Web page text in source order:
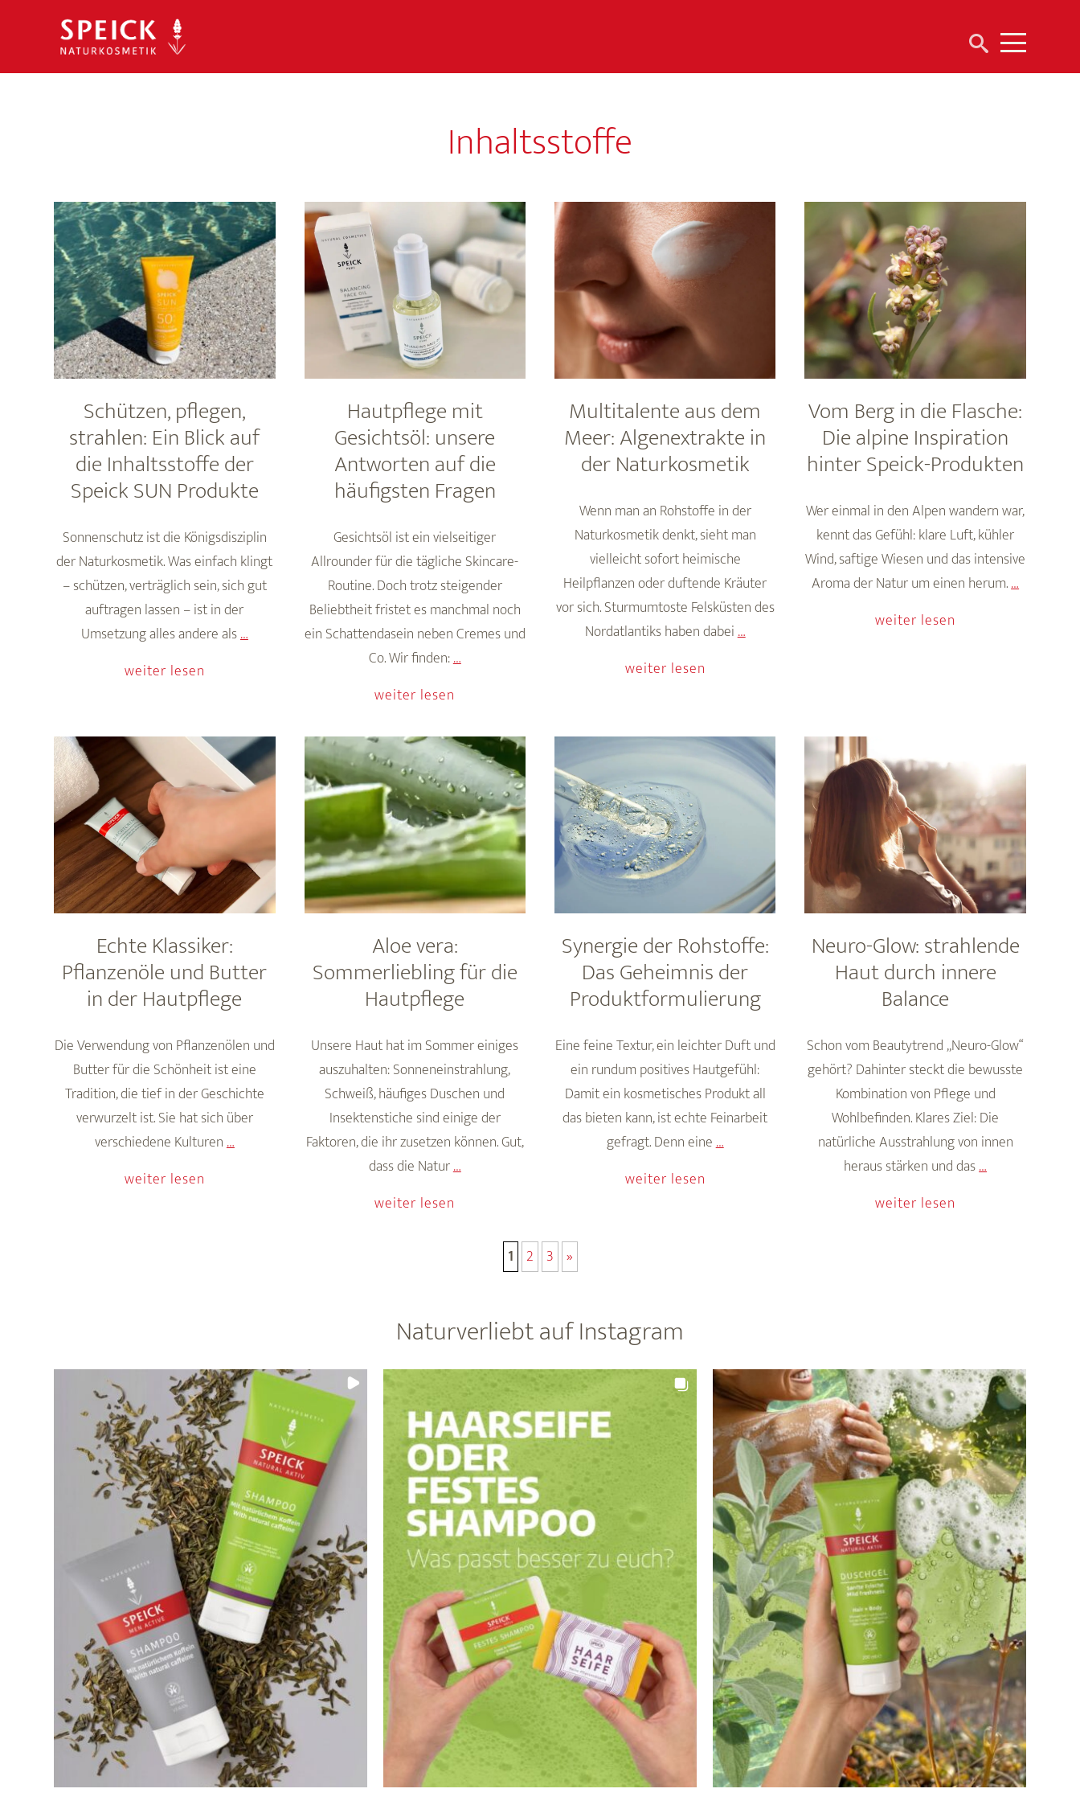
Suchen
Menu
Inhaltsstoffe
Schützen, pflegen,
strahlen: Ein Blick auf
die Inhaltsstoffe der
Speick SUN Produkte
Sonnenschutz ist die Königsdisziplin
der Naturkosmetik. Was einfach klingt
– schützen, verträglich sein, sich gut
auftragen lassen – ist in der
Umsetzung alles andere als…Schützen,
Blick
auf
die
Inhaltsstoffe
der
Speick
SUN
Produkte
weiter lesen
Hautpflege mit
Gesichtsöl: unsere
Antworten auf die
häufigsten Fragen
Gesichtsöl ist ein vielseitiger
Allrounder für die tägliche Skincare-
Routine. Doch trotz steigender
Beliebtheit fristet es manchmal noch
ein Schattendasein neben Cremes und
Co. Wir finden:…Hautpflege
unsere
Antworten
auf
die
häufigsten
Fragen
weiter lesen
Multitalente aus dem
Meer: Algenextrakte in
der Naturkosmetik
Wenn man an Rohstoffe in der
Naturkosmetik denkt, sieht man
vielleicht sofort heimische
Heilpflanzen oder duftende Kräuter
vor sich. Sturmumtoste Felsküsten des
Nordatlantiks haben dabei…Multitalente
der
Naturkosmetik
weiter lesen
Vom Berg in die Flasche:
Die alpine Inspiration
hinter Speick-Produkten
Wer einmal in den Alpen wandern war,
kennt das Gefühl: klare Luft, kühler
Wind, saftige Wiesen und das intensive
Aroma der Natur um einen herum.…Vom
hinter
Speick-
Produkten
weiter lesen
Echte Klassiker:
Pflanzenöle und Butter
in der Hautpflege
Die Verwendung von Pflanzenölen und
Butter für die Schönheit ist eine
Tradition, die tief in der Geschichte
verwurzelt ist. Sie hat sich über
verschiedene Kulturen…Echte
weiter lesen
Aloe vera:
Sommerliebling für die
Hautpflege
Unsere Haut hat im Sommer einiges
auszuhalten: Sonneneinstrahlung,
Schweiß, häufiges Duschen und
Insektenstiche sind einige der
Faktoren, die ihr zusetzen können. Gut,
dass die Natur…Aloe
weiter lesen
Synergie der Rohstoffe:
Das Geheimnis der
Produktformulierung
Eine feine Textur, ein leichter Duft und
ein rundum positives Hautgefühl:
Damit ein kosmetisches Produkt all
das bieten kann, ist echte Feinarbeit
gefragt. Denn eine…Synergie
weiter lesen
Neuro-Glow: strahlende
Haut durch innere
Balance
Schon vom Beautytrend „Neuro-Glow“
gehört? Dahinter steckt die bewusste
Kombination von Pflege und
Wohlbefinden. Klares Ziel: Die
natürliche Ausstrahlung von innen
heraus stärken und das…Neuro-
weiter lesen
1 2 3 »
Naturverliebt auf Instagram